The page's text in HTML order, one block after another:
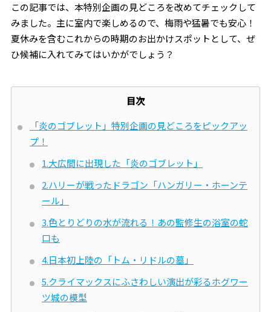
この記事では、本特別企画の見どころを改めてチェックして
みました。主に室内で楽しめるので、梅雨や猛暑でも安心！
夏休みを含むこれからの時期のお出かけスポットとして、ぜ
ひ候補に入れてみてはいかがでしょう？
目次
「炎のゴブレット」特別企画の見どころをピックアッ
プ！
1.大広間に出現した「炎のゴブレット」
2.ハリーが戦ったドラゴン「ハンガリー・ホーンテ
ール」
3.色とりどりの水が流れる！あの監修生の浴室の蛇
口も
4.日本初上陸の「トム・リドルの墓」
5.クライマックスにふさわしい演出が彩るホグワー
ツ城の模型